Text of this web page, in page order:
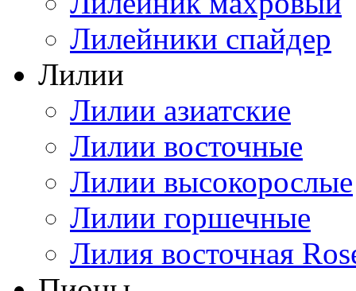
Лилейники спайдер
Лилии
Лилии азиатские
Лилии восточные
Лилии высокорослые
Лилии горшечные
Лилия восточная